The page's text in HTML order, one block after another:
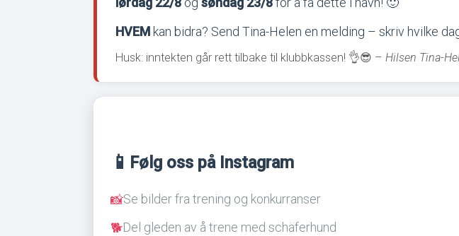
HVEMkan bidra? Send Tina-Helen en melding – skriv hvilke
Husk: inntekten går rett tilbake til klubbkassen! 👌😎 – Hilsen Tina-
📱 Følg oss på Instagram
📸Se bilder fra trening og konkurranser
🐕Del gleden av å trene med schäferhund